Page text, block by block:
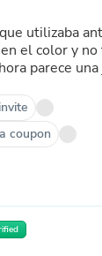
utilizaba
el color y
parece
coupon